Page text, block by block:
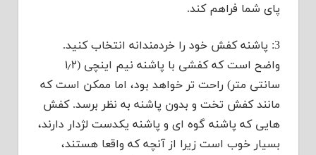
پای شما فراهم کند.
3: پاشنه کفش خود را خردمندانه انتخاب کنید.
واضح است که کفشی با پاشنه نیم اینچی (۱٫۲
سانتی متر) راحت تر خواهد بود، اما ممکن است که
مانند کفش تخت و بدون پاشنه به نظر برسد. کفش
هایی که پاشنه گوه ای و پاشنه یکدست لژدار دارند،
بسیار خوب است زیرا از آنچه که واقعا هستند،